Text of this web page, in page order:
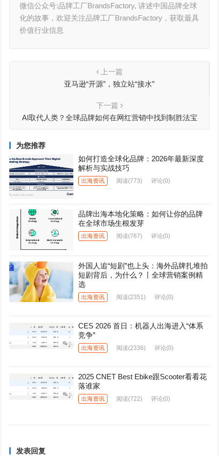
微信公众号:品牌工厂BrandsFactory, 讲述中国品牌全球
化的故事，欢迎关注品牌工厂BrandsFactory，获取最具
价值行业信息
上一篇
亚马逊“开源”，独立站“接水”
下一篇
AI取代人类？全球品牌如何在网红营销中找到制胜法宝
为您推荐
如何打造全球化品牌：2026年最新深度
解析与实战技巧
出海资讯 阅读(773) 评论(0)
品牌出海本地化策略：如何让你的品牌
在全球市场生根发芽
出海资讯 阅读(767) 评论(0)
外国人追“短剧”也上头：海外品牌扎堆拍
短剧背后，为什么？丨全球营销案例精
选
出海资讯 阅读(2351) 评论(0)
CES 2026 首日：机器人出海进入“体系
竞争”
出海资讯 阅读(2336) 评论(0)
2025 CNET Best Ebike跟Scooter看看花
落谁家
出海资讯 阅读(722) 评论(0)
发表回复